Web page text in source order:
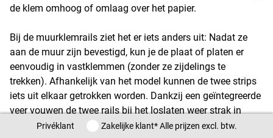
de klem omhoog of omlaag over het papier.
Bij de muurklemrails ziet het er iets anders uit: Nadat ze
aan de muur zijn bevestigd, kun je de plaat of platen er
eenvoudig in vastklemmen (zonder ze zijdelings te
trekken). Afhankelijk van het model kunnen de twee strips
iets uit elkaar getrokken worden. Dankzij een geïntegreerde
veer vouwen de twee rails bij het loslaten weer strak in
elkaar en houden ze foto's etc. vast zolang ze daar nodig
PrivéklantPrivéklant / Zakelijke klant
Zakelijke klant* Alle prijzen excl. btw.